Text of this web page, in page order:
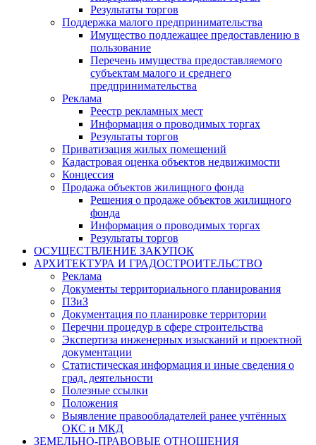
Результаты торгов
Поддержка малого предпринимательства
Имущество подлежащее предоставлению в
пользование
Перечень имущества предоставляемого
субъектам малого и среднего
предпринимательства
Реклама
Реестр рекламных мест
Информация о проводимых торгах
Результаты торгов
Приватизация жилых помещений
Кадастровая оценка объектов недвижимости
Концессия
Продажа объектов жилищного фонда
Решения о продаже объектов жилищного
фонда
Информация о проводимых торгах
Результаты торгов
ОСУЩЕСТВЛЕНИЕ ЗАКУПОК
АРХИТЕКТУРА И ГРАДОСТРОИТЕЛЬСТВО
Реклама
Документы территориального планирования
ПЗиЗ
Документация по планировке территории
Перечни процедур в сфере строительства
Экспертиза инженерных изысканий и проектной
документации
Статистическая информация и иные сведения о
град. деятельности
Полезные ссылки
Положения
Выявление правообладателей ранее учтённых
ОКС и МКД
ЗЕМЕЛЬНО-ПРАВОВЫЕ ОТНОШЕНИЯ